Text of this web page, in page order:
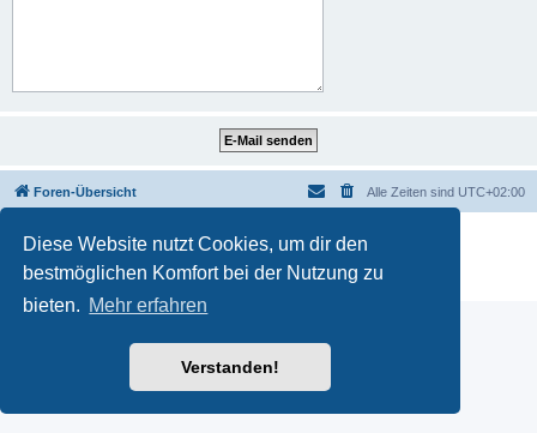
Diese Website nutzt Cookies, um dir den
bestmöglichen Komfort bei der Nutzung zu
bieten. Mehr erfahren
Verstanden!
Foren-Übersicht Alle Zeiten sind UTC+02:00
Powered by phpBB
® Forum Software © phpBB Limited
Deutsche Übersetzung durch
Datenschutz|Nutzungsbedingungen